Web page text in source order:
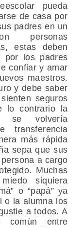
pueda
de casa por
padres en un
personas
estas deben
por los padres
confiar y amar
maestros.
y debe saber
seguros
lo contrario la
se volvería
transferencia
más rápida
sepa que sus
a cargo
Muchas
siquiera
o “papá” ya
o la alumna los
a todos. A
entre